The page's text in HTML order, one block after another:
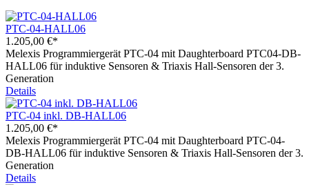
PTC-04-HALL06
1.205,00 €*
Melexis Programmiergerät PTC-04 mit Daughterboard PTC04-DB-
HALL06 für induktive Sensoren & Triaxis Hall-Sensoren der 3.
Generation
Details
PTC-04 inkl. DB-HALL06
1.205,00 €*
Melexis Programmiergerät PTC-04 mit Daughterboard PTC-04-
DB-HALL06 für induktive Sensoren & Triaxis Hall-Sensoren der 3.
Generation
Details